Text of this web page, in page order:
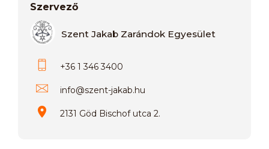
Szervező
Szent Jakab Zarándok Egyesület
+36 1 346 3400
info@szent-jakab.hu
2131 Göd Bischof utca 2.